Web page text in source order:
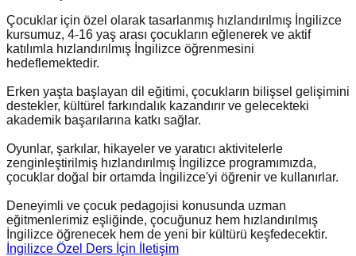
Çocuklar için özel olarak tasarlanmış hızlandırılmış İngilizce
kursumuz, 4-16 yaş arası çocukların eğlenerek ve aktif
katılımla hızlandırılmış İngilizce öğrenmesini
hedeflemektedir.
Erken yaşta başlayan dil eğitimi, çocukların bilişsel gelişimini
destekler, kültürel farkındalık kazandırır ve gelecekteki
akademik başarılarına katkı sağlar.
Oyunlar, şarkılar, hikayeler ve yaratıcı aktivitelerle
zenginleştirilmiş hızlandırılmış İngilizce programımızda,
çocuklar doğal bir ortamda İngilizce'yi öğrenir ve kullanırlar.
Deneyimli ve çocuk pedagojisi konusunda uzman
eğitmenlerimiz eşliğinde, çocuğunuz hem hızlandırılmış
İngilizce öğrenecek hem de yeni bir kültürü keşfedecektir.
İngilizce Özel Ders İçin İletişim